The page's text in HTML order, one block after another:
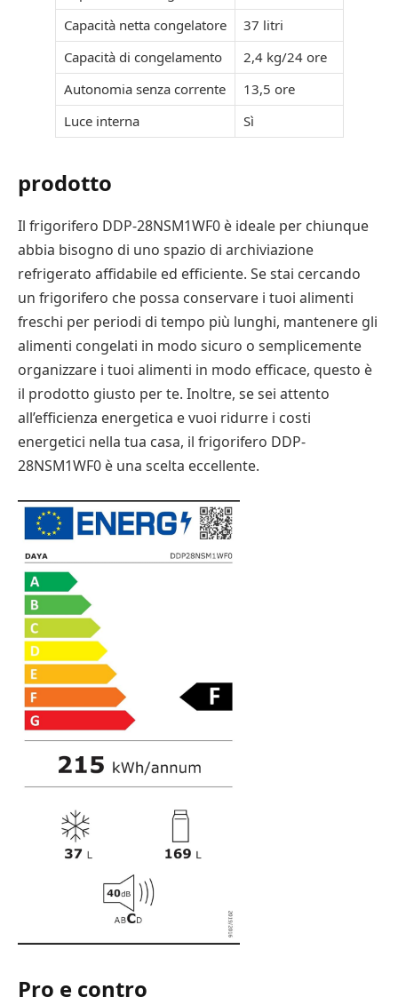
Capacità netta congelatore
37 litri
Capacità di congelamento
2,4 kg/24 ore
Autonomia senza corrente
13,5 ore
Luce interna
Sì
prodotto
Il frigorifero DDP-28NSM1WF0 è ideale per chiunque
abbia bisogno di uno spazio di archiviazione
refrigerato affidabile ed efficiente. Se stai cercando
un frigorifero che possa conservare i tuoi alimenti
freschi per periodi di tempo più lunghi, mantenere gli
alimenti congelati in modo sicuro o semplicemente
organizzare i tuoi alimenti in modo efficace, questo è
il prodotto giusto per te. Inoltre, se sei attento
all’efficienza energetica e vuoi ridurre i costi
energetici nella tua casa, il frigorifero DDP-
28NSM1WF0 è una scelta eccellente.
Pro e contro